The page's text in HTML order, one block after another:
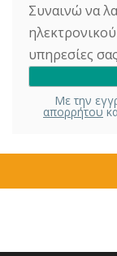
Συναινώ να
υπηρεσίες
Με την
απορρήτου